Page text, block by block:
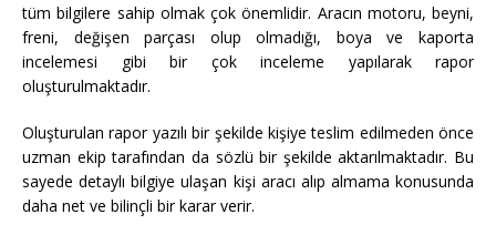
tüm bilgilere sahip olmak çok önemlidir. Aracın motoru, beyni,
freni, değişen parçası olup olmadığı, boya ve kaporta
incelemesi gibi bir çok inceleme yapılarak rapor
oluşturulmaktadır.
Oluşturulan rapor yazılı bir şekilde kişiye teslim edilmeden önce
uzman ekip tarafından da sözlü bir şekilde aktarılmaktadır. Bu
sayede detaylı bilgiye ulaşan kişi aracı alıp almama konusunda
daha net ve bilinçli bir karar verir.